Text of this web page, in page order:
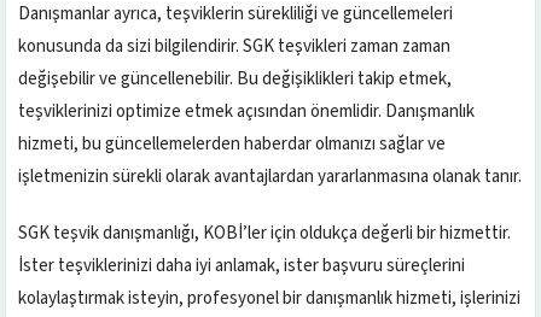
Danışmanlar ayrıca, teşviklerin sürekliliği ve güncellemeleri
konusunda da sizi bilgilendirir. SGK teşvikleri zaman zaman
değişebilir ve güncellenebilir. Bu değişiklikleri takip etmek,
teşviklerinizi optimize etmek açısından önemlidir. Danışmanlık
hizmeti, bu güncellemelerden haberdar olmanızı sağlar ve
işletmenizin sürekli olarak avantajlardan yararlanmasına olanak tanır.
SGK teşvik danışmanlığı, KOBİ’ler için oldukça değerli bir hizmettir.
İster teşviklerinizi daha iyi anlamak, ister başvuru süreçlerini
kolaylaştırmak isteyin, profesyonel bir danışmanlık hizmeti, işlerinizi